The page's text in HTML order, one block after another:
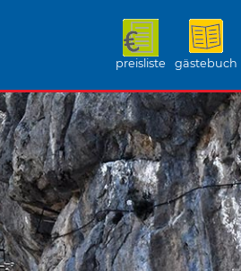
preisliste gästebuch